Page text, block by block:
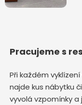
Pracujeme s
Při každém vyklízení
najde kus nábytku
vyvolá vzpomínky